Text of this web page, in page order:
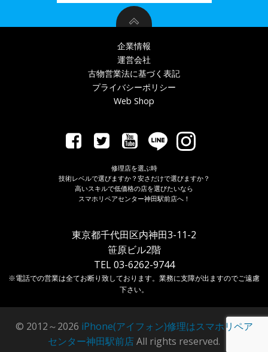
企業情報
運営会社
古物営業法に基づく表記
プライバシーポリシー
Web Shop
修理店を選ぶ時
技術レベルで選びますか？安さだけで選びますか？
高いスキルで低価格の店を選びたいなら
スマホリペアセンター神田駅前店へ！
東京都千代田区内神田3-11-2
笹原ビル2階
TEL 03-6262-9744
※電話での営業は全てお断り致しております。業務に支障が出ますのでご遠慮
下さい。
© 2012～2026 iPhone(アイフォン)修理はスマホリペア
センター神田駅前店All rights reserved.